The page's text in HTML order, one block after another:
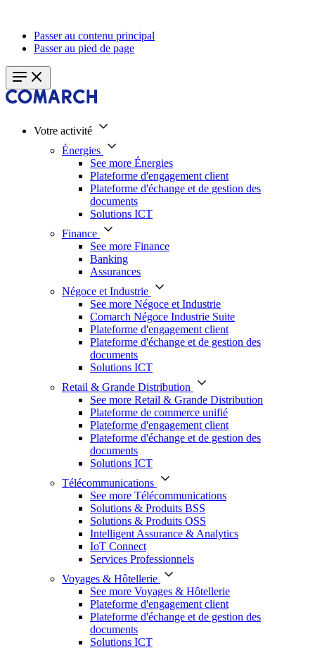
Passer au contenu principal
Passer au pied de page
Votre activité
Énergies
See more Énergies
Plateforme d'engagement client
Plateforme d'échange et de gestion des
documents
Solutions ICT
Finance
See more Finance
Banking
Assurances
Négoce et Industrie
See more Négoce et Industrie
Comarch Négoce Industrie Suite
Plateforme d'engagement client
Plateforme d'échange et de gestion des
documents
Solutions ICT
Retail & Grande Distribution
See more Retail & Grande Distribution
Plateforme de commerce unifié
Plateforme d'engagement client
Plateforme d'échange et de gestion des
documents
Solutions ICT
Télécommunications
See more Télécommunications
Solutions & Produits BSS
Solutions & Produits OSS
Intelligent Assurance & Analytics
IoT Connect
Services Professionnels
Voyages & Hôtellerie
See more Voyages & Hôtellerie
Plateforme d'engagement client
Plateforme d'échange et de gestion des
documents
Solutions ICT